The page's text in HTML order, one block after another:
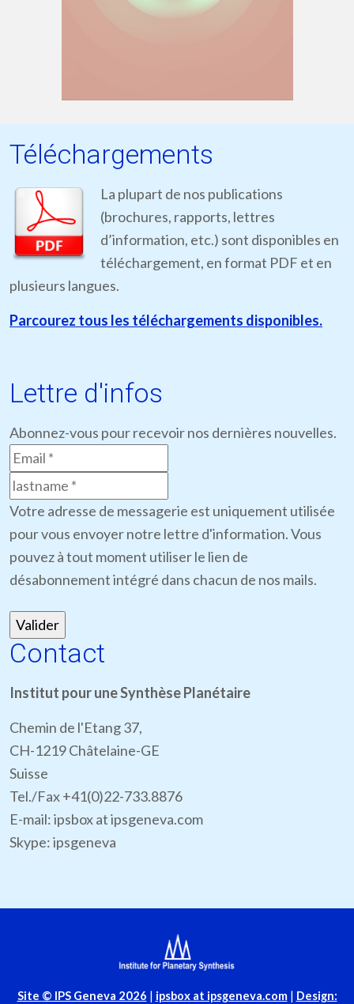
Téléchargements
La plupart de nos publications
(brochures, rapports, lettres
d’information, etc.) sont disponibles en
téléchargement, en format PDF et en
plusieurs langues.
Parcourez tous les téléchargements disponibles.
Lettre d'infos
Abonnez-vous pour recevoir nos dernières nouvelles.
Votre adresse de messagerie est uniquement utilisée
pour vous envoyer notre lettre d'information. Vous
pouvez à tout moment utiliser le lien de
désabonnement intégré dans chacun de nos mails.
Contact
Institut pour une Synthèse Planétaire
Chemin de l'Etang 37,
CH-1219 Châtelaine-GE
Suisse
Tel./Fax +41(0)22-733.8876
E-mail: ipsbox at ipsgeneva.com
Skype: ipsgeneva
Site © IPS Geneva 2026 | ipsbox at ipsgeneva.com| Design: